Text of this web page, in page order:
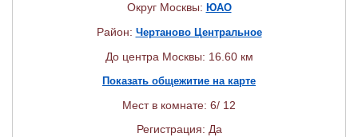
Округ Москвы: ЮАО
Район: Чертаново Центральное
До центра Москвы: 16.60 км
Показать общежитие на карте
Мест в комнате: 6/ 12
Регистрация: Да